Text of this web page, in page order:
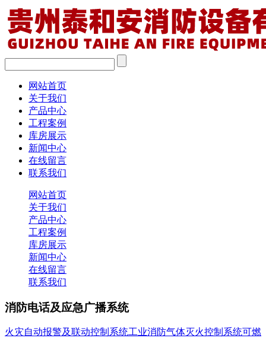
网站首页
关于我们
产品中心
工程案例
库房展示
新闻中心
在线留言
联系我们
网站首页
关于我们
产品中心
工程案例
库房展示
新闻中心
在线留言
联系我们
消防电话及应急广播系统
火灾自动报警及联动控制系统工业消防气体灭火控制系统可燃